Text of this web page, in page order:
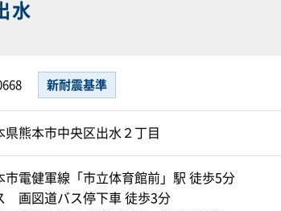
水
新耐震基準
県熊本市中央区出水２丁目
市電健軍線「市立体育館前」駅 徒歩5分
画図道バス停下車 徒歩3分